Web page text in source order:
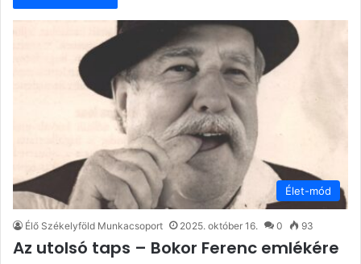
Élet-mód
Élő Székelyföld Munkacsoport 2025. október 16. 0 93
Az utolsó taps – Bokor Ferenc emlékére